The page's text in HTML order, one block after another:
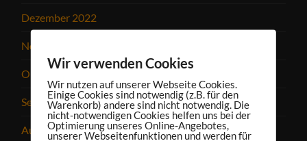
Dezember 2022
November 2022
Oktober 2022
September 2022
August 2022
Wir verwenden Cookies
Wir nutzen auf unserer Webseite Cookies.
Einige Cookies sind notwendig (z.B. für den
Warenkorb) andere sind nicht notwendig. Die
nicht-notwendigen Cookies helfen uns bei der
Optimierung unseres Online-Angebotes,
unserer Webseitenfunktionen und werden für